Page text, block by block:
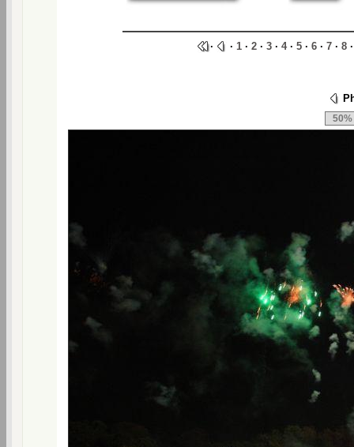
· · 1 · 2 · 3 · 4· 5 · 6 · 7 · 8